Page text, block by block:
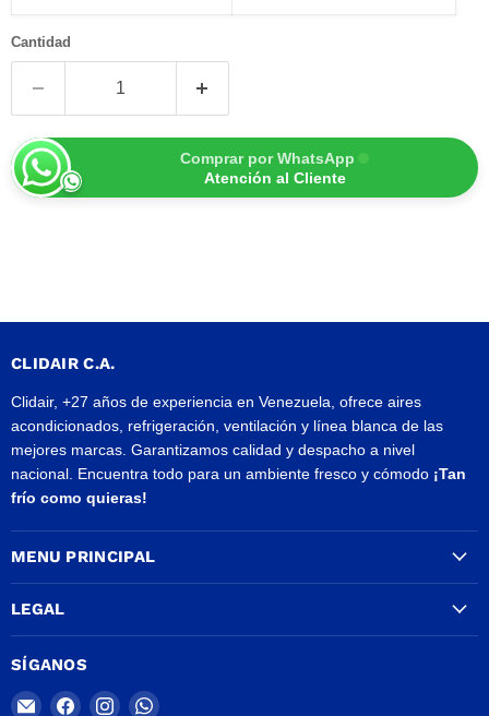
Cantidad
Comprar por WhatsApp
Atención al Cliente
CLIDAIR C.A.
Clidair, +27 años de experiencia en Venezuela, ofrece aires
acondicionados, refrigeración, ventilación y línea blanca de las
mejores marcas. Garantizamos calidad y despacho a nivel
nacional. Encuentra todo para un ambiente fresco y cómodo ¡Tan
frío como quieras!
MENU PRINCIPAL
LEGAL
SÍGANOS
Encuéntrenos
Encuéntrenos
Encuéntrenos
Encuéntrenos